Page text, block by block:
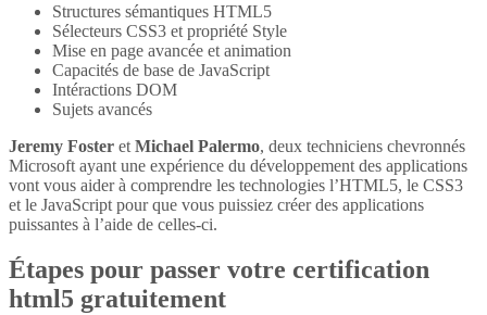
Structures sémantiques HTML5
Sélecteurs CSS3 et propriété Style
Mise en page avancée et animation
Capacités de base de JavaScript
Intéractions DOM
Sujets avancés
Jeremy Foster et Michael Palermo, deux techniciens chevronnés
Microsoft ayant une expérience du développement des applications
vont vous aider à comprendre les technologies l’HTML5, le CSS3
et le JavaScript pour que vous puissiez créer des applications
puissantes à l’aide de celles-ci.
Étapes pour passer votre certification
html5 gratuitement